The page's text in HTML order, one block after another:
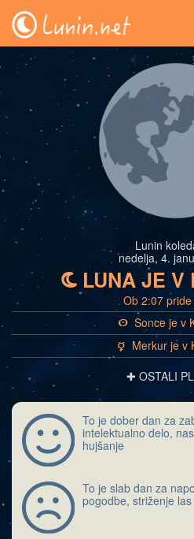
Lunin
nedelja, 4.
b LUNA JE V
Ob 2:07
a Sonce je v
c Merkur je v
✚ OSTALI
To je dober dan za
intelektualno delo,
hujšanje
To je slab dan za
pogodbe, striženje las